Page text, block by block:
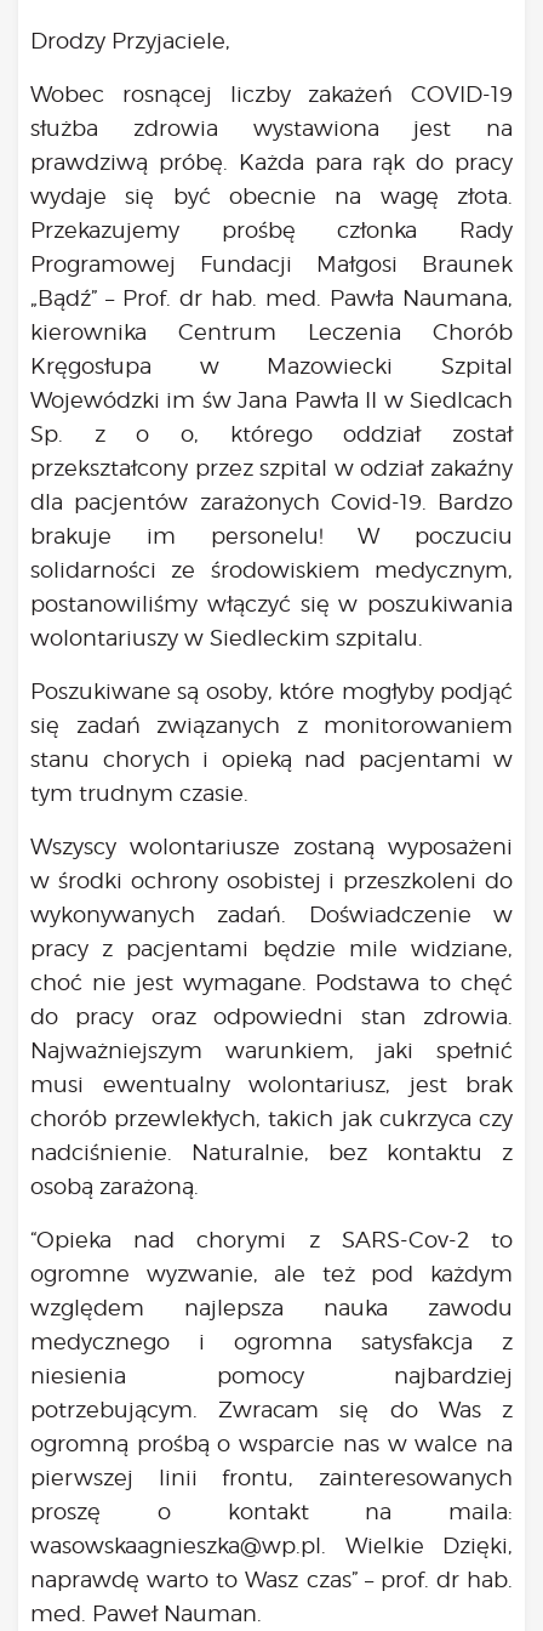
Drodzy Przyjaciele,
Wobec rosnącej liczby zakażeń COVID-19
służba zdrowia wystawiona jest na
prawdziwą próbę. Każda para rąk do pracy
wydaje się być obecnie na wagę złota.
Przekazujemy prośbę członka Rady
Programowej Fundacji Małgosi Braunek
„Bądź” – Prof. dr hab. med. Pawła Naumana,
kierownika Centrum Leczenia Chorób
Kręgosłupa w
Mazowiecki Szpital
Wojewódzki im św Jana Pawła II w Siedlcach
Sp. z o o, którego oddział został
przekształcony przez szpital w odział zakaźny
dla pacjentów zarażonych Covid-19. Bardzo
brakuje im personelu!W poczuciu
solidarności ze środowiskiem medycznym,
postanowiliśmy włączyć się w poszukiwania
wolontariuszy w Siedleckim szpitalu.
Poszukiwane są osoby, które mogłyby podjąć
się zadań związanych z monitorowaniem
stanu chorych i opieką nad pacjentami w
tym trudnym czasie.
Wszyscy wolontariusze zostaną wyposażeni
w środki ochrony osobistej i przeszkoleni do
wykonywanych zadań. Doświadczenie w
pracy z pacjentami będzie mile widziane,
choć nie jest wymagane. Podstawa to chęć
do pracy oraz odpowiedni stan zdrowia.
Najważniejszym warunkiem, jaki spełnić
musi ewentualny wolontariusz, jest brak
chorób przewlekłych, takich jak cukrzyca czy
nadciśnienie. Naturalnie, bez kontaktu z
osobą zarażoną.
“Opieka nad chorymi z SARS-Cov-2 to
ogromne wyzwanie, ale też pod każdym
względem najlepsza nauka zawodu
medycznego i ogromna satysfakcja z
niesienia pomocy najbardziej
potrzebującym. Zwracam się do Was z
ogromną prośbą o wsparcie nas w walce na
pierwszej linii frontu, zainteresowanych
proszę o kontakt na maila:
wasowskaagnieszka@wp.pl. Wielkie Dzięki,
naprawdę warto to Wasz czas” – prof. dr hab.
med. Paweł Nauman.
Bądź na bieżąco
aktualności
Było
Porady
Lektury
Ciało
Duch
Psychika
Uśmiechnij się!
Media
Galeria
„Bądź” w mediach
Kontakt